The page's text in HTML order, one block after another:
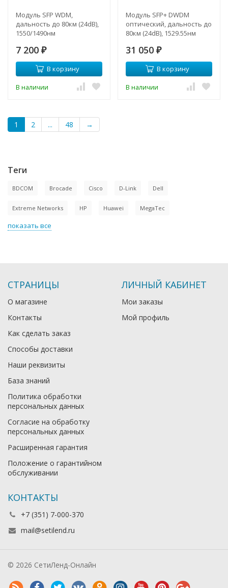
Модуль SFP WDM,
дальность до 80км (24dB),
1550/1490нм
7 200 ₽
В корзину
В наличии
Модуль SFP+ DWDM
оптический, дальность до
80км (24dB), 1529.55нм
31 050 ₽
В корзину
В наличии
1 2 ... 48 →
Теги
BDCOM Brocade Cisco D-Link Dell
Extreme Networks HP Huawei MegaTec
показать все
СТРАНИЦЫ
О магазине
Контакты
Как сделать заказ
Способы доставки
Наши реквизиты
База знаний
Политика обработки
персональных данных
Согласие на обработку
персональных данных
Расширенная гарантия
Положение о гарантийном
обслуживании
ЛИЧНЫЙ КАБИНЕТ
Мои заказы
Мой профиль
КОНТАКТЫ
+7 (351) 7-000-370
mail@setilend.ru
© 2026 СетиЛенд-Онлайн